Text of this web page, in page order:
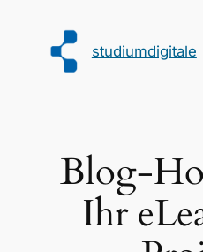
springen
studiumdigitale
Blog-
Ihr